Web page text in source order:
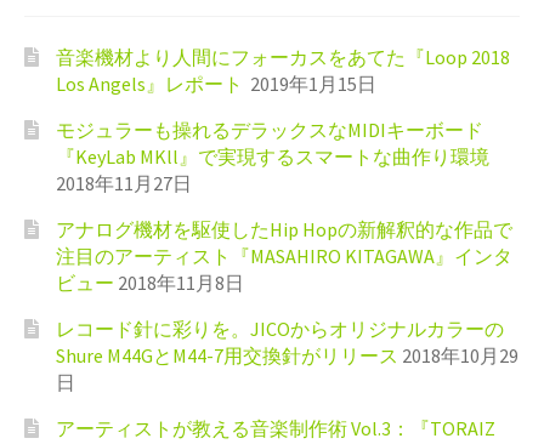
音楽機材より人間にフォーカスをあてた『Loop 2018
Los Angels』レポート 2019年1月15日
モジュラーも操れるデラックスなMIDIキーボード
『KeyLab MKll』で実現するスマートな曲作り環境
2018年11月27日
アナログ機材を駆使したHip Hopの新解釈的な作品で
注目のアーティスト『MASAHIRO KITAGAWA』インタ
ビュー 2018年11月8日
レコード針に彩りを。JICOからオリジナルカラーの
Shure M44GとM44-7用交換針がリリース 2018年10月29
日
アーティストが教える音楽制作術 Vol.3：『TORAIZ